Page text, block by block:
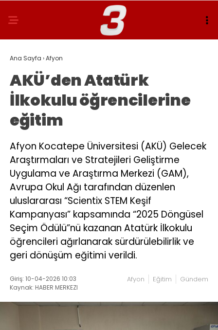
Ana Sayfa ›Afyon
AKÜ’den Atatürk
İlkokulu öğrencilerine
eğitim
Afyon Kocatepe Üniversitesi (AKÜ) Gelecek
Araştırmaları ve Stratejileri Geliştirme
Uygulama ve Araştırma Merkezi (GAM),
Avrupa Okul Ağı tarafından düzenlen
uluslararası “Scientix STEM Keşif
Kampanyası” kapsamında “2025 Döngüsel
Seçim Ödülü”nü kazanan Atatürk İlkokulu
öğrencileri ağırlanarak sürdürülebilirlik ve
geri dönüşüm eğitimi verildi.
Giriş: 10-04-2026 10:03
Kaynak: HABER MERKEZI
Afyon Eğitim Gündem